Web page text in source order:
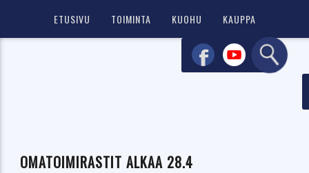
ETUSIVU TOIMINTA KUOHU KAUPPA
OMATOIMIRASTIT ALKAA 28.4